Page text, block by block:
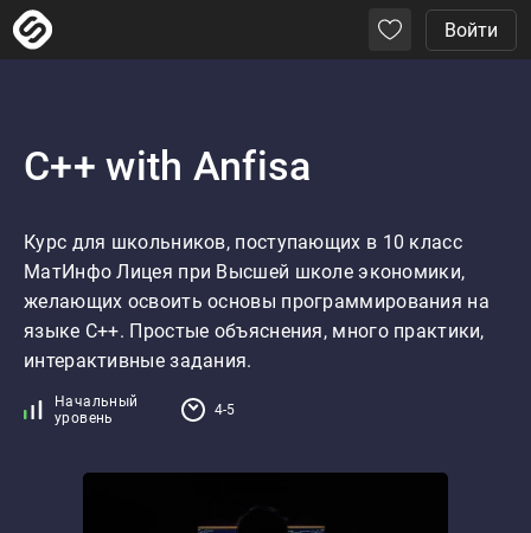
Войти
C++ with Anfisa
Курс для школьников, поступающих в 10 класс
МатИнфо Лицея при Высшей школе экономики,
желающих освоить основы программирования на
языке C++. Простые объяснения, много практики,
интерактивные задания.
Начальный
уровень
4-5